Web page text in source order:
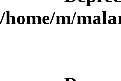
/home/m/